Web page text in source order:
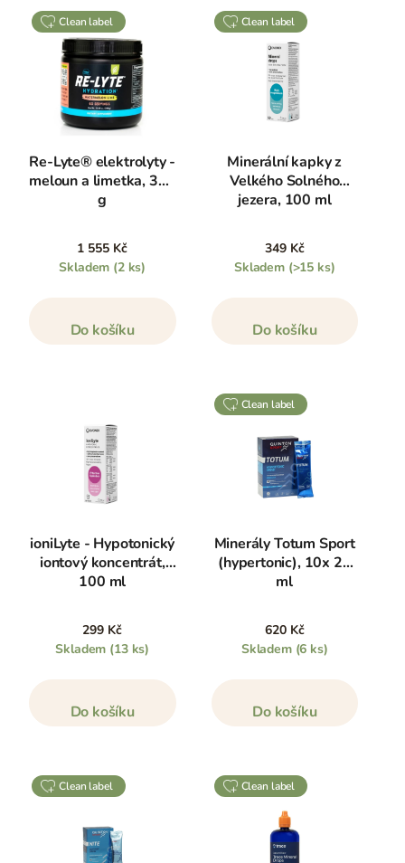
clean label
Re-Lyte® elektrolyty -
meloun a limetka, 380
g
1 555 Kč
Skladem (2 ks)
Do košíku
clean label
Minerální kapky z
Velkého Solného
jezera, 100 ml
349 Kč
Skladem (>15 ks)
Do košíku
ioniLyte - Hypotonický
iontový koncentrát,
100 ml
299 Kč
Skladem (13 ks)
Do košíku
clean label
Minerály Totum Sport
(hypertonic), 10x 20
ml
620 Kč
Skladem (6 ks)
Do košíku
clean label clean label